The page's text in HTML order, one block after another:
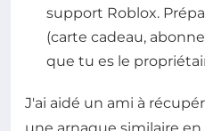
support Roblox.
(carte cadeau,
que tu es le
J'ai aidé un ami à